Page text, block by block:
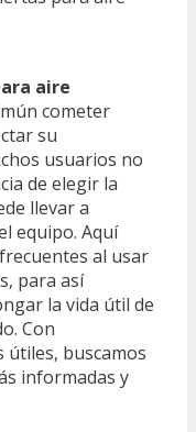
aire
cometer
su
usuarios no
de elegir la
llevar a
equipo. Aquí
al usar
para así
la vida útil de
Con
útiles, buscamos
informadas y